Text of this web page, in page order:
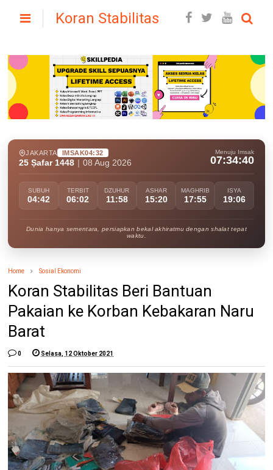
Koran Stabilitas
JAKARTA IMSAK04:32
25 Ṣafar 1448 08 Aug 2026
Menuju Imsak
07:34:38
SUBUH
04:42
TERBIT
06:02
DZUHUR
11:58
ASHAR
15:20
MAGHRIB
17:55
ISYA
19:06
Dunia hanya sementara, persiapkan bekal akhiratmu dengan shalat tepat
waktu.
Home Sosial Ekonomi
Koran Stabilitas Beri Bantuan
Pakaian ke Korban Kebakaran Naru
Barat
0 Selasa, 12 Oktober 2021